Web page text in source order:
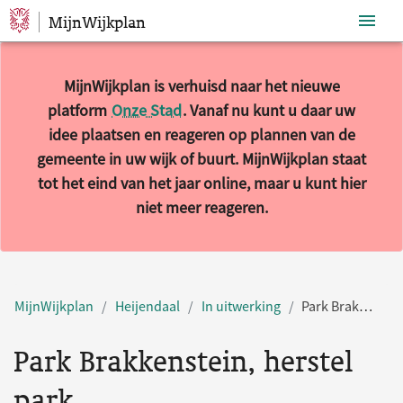
Sla navigatie over
MijnWijkplan
MijnWijkplan is verhuisd naar het nieuwe
platform Onze Stad. Vanaf nu kunt u daar uw
idee plaatsen en reageren op plannen van de
gemeente in uw wijk of buurt. MijnWijkplan staat
tot het eind van het jaar online, maar u kunt hier
niet meer reageren.
MijnWijkplan Heijendaal In uitwerking Park Brakkenstein, herstel park
Park Brakkenstein, herstel